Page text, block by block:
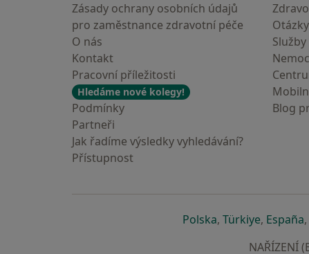
Zásady ochrany osobních údajů
pro zaměstnance zdravotní péče
O nás
Kontakt
Pracovní příležitosti
Hledáme nové kolegy!
Podmínky
Partneři
Jak řadíme výsledky vyhledávání?
Přístupnost
Služby
Blog
Polskase otevře v nové
, Türkiyese
, España,
NAŘÍZENÍ